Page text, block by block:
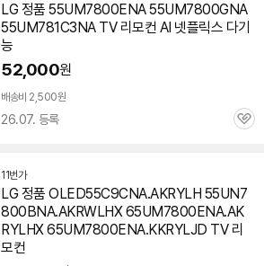
LG 정품 55UM7800ENA55UM7800GNA
55UM781C3NA TV 리모컨 AI 넷플릭스 다기
능
52,000원
배송비 2,500원
26.07. 등록
관
11번가
LG 정품 OLED55C9CNA.AKRYLH 55UN7
800BNA.AKRWLHX 65UM7800ENA.AK
RYLHX 65UM7800ENA.KKRYLJD TV 리
모컨